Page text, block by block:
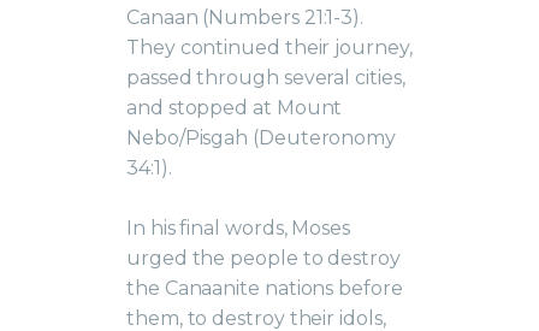
Canaan (Numbers 21:1-3).
They continued their journey,
passed through several cities,
and stopped at Mount
Nebo/Pisgah (Deuteronomy
34:1).
In his final words, Moses
urged the people to destroy
the Canaanite nations before
them, to destroy their idols,